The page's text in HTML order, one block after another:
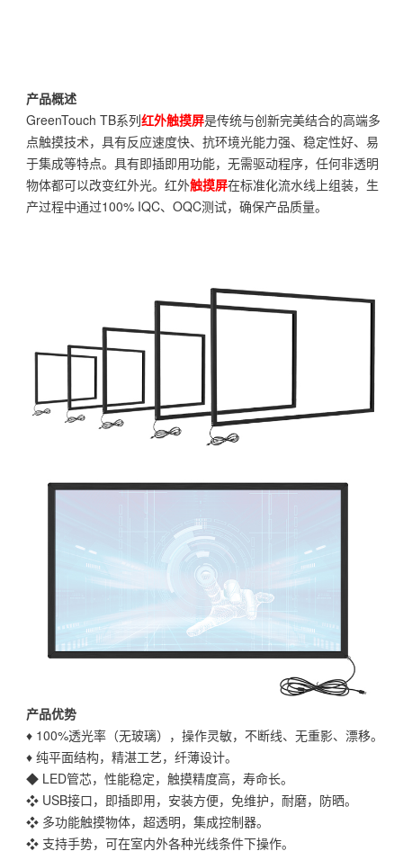
产品概述
GreenTouch TB系列红外触摸屏是传统与创新完美结合的高端多
点触摸技术，具有反应速度快、抗环境光能力强、稳定性好、易
于集成等特点。具有即插即用功能，无需驱动程序，任何非透明
物体都可以改变红外光。红外触摸屏在标准化流水线上组装，生
产过程中通过100% IQC、OQC测试，确保产品质量。
产品优势
♦ 100%透光率（无玻璃），操作灵敏，不断线、无重影、漂移。
♦ 纯平面结构，精湛工艺，纤薄设计。
◆ LED管芯，性能稳定，触摸精度高，寿命长。
❖ USB接口，即插即用，安装方便，免维护，耐磨，防晒。
❖ 多功能触摸物体，超透明，集成控制器。
❖ 支持手势，可在室内外各种光线条件下操作。